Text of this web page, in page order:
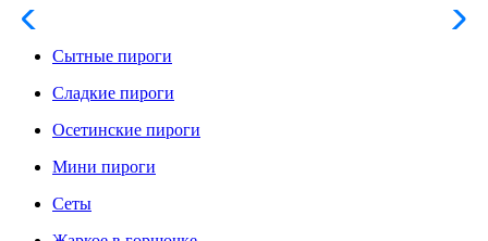
Сытные пироги
Сладкие пироги
Осетинские пироги
Мини пироги
Сеты